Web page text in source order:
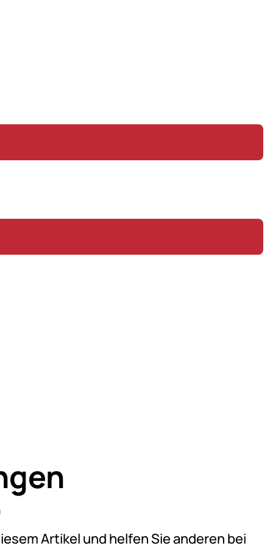
5 (6 Bewertungen)
Artikel und helfen Sie anderen bei